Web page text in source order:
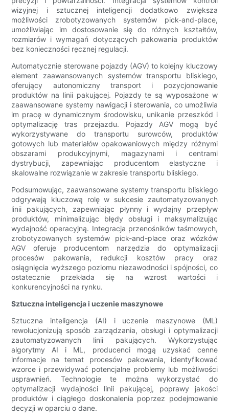
wizyjnej i sztucznej inteligencji dodatkowo zwiększa
możliwości zrobotyzowanych systemów pick-and-place,
umożliwiając im dostosowanie się do różnych kształtów,
rozmiarów i wymagań dotyczących pakowania produktów
bez konieczności ręcznej regulacji.
Automatycznie sterowane pojazdy (AGV) to kolejny kluczowy
element zaawansowanych systemów transportu bliskiego,
oferujący autonomiczny transport i pozycjonowanie
produktów na linii pakującej. Pojazdy te są wyposażone w
zaawansowane systemy nawigacji i sterowania, co umożliwia
im pracę w dynamicznym środowisku, unikanie przeszkód i
optymalizację tras przejazdu. Pojazdy AGV mogą być
wykorzystywane do transportu surowców, produktów
gotowych lub materiałów opakowaniowych między różnymi
obszarami produkcyjnymi, magazynami i centrami
dystrybucji, zapewniając producentom elastyczne i
skalowalne rozwiązanie w zakresie transportu bliskiego.
Podsumowując, zaawansowane systemy transportu bliskiego
odgrywają kluczową rolę w sukcesie zautomatyzowanych
linii pakujących, zapewniając płynny i wydajny przepływ
produktów, minimalizując błędy obsługi i maksymalizując
wydajność operacyjną. Integracja przenośników taśmowych,
zrobotyzowanych systemów pick-and-place oraz wózków
AGV oferuje producentom narzędzia do optymalizacji
procesów pakowania, redukcji kosztów pracy oraz
osiągnięcia wyższego poziomu niezawodności i spójności, co
ostatecznie przekłada się na wzrost wartości i
konkurencyjności na rynku.
Sztuczna inteligencja i uczenie maszynowe
Sztuczna inteligencja (AI) i uczenie maszynowe (ML)
rewolucjonizują sposób zarządzania, obsługi i optymalizacji
zautomatyzowanych linii pakujących. Wykorzystując
algorytmy AI i ML, producenci mogą uzyskać cenne
informacje na temat procesów pakowania, identyfikować
wzorce i przewidywać potencjalne problemy lub możliwości
usprawnień. Technologie te można wykorzystać do
optymalizacji wydajności linii pakującej, poprawy jakości
produktów i ciągłego doskonalenia poprzez podejmowanie
decyzji w oparciu o dane.